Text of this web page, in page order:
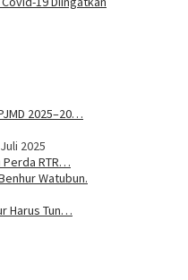
2025–20…
2025
Perda RTR…
Harus Tun…